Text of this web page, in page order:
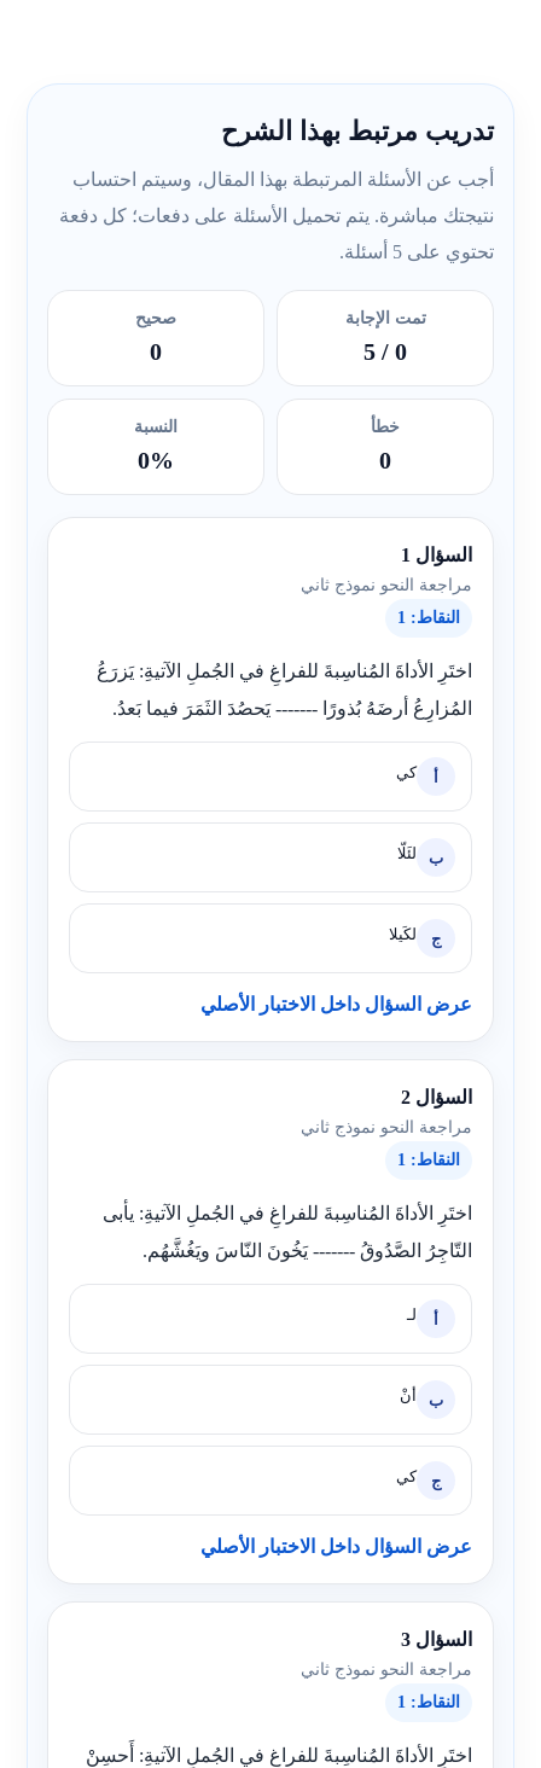
تدريب مرتبط بهذا الشرح
أجب عن الأسئلة المرتبطة بهذا المقال، وسيتم احتساب
نتيجتك مباشرة. يتم تحميل الأسئلة على دفعات؛ كل دفعة
تحتوي على 5 أسئلة.
تمت الإجابة
0
/ 5
صحيح
0
خطأ
0
النسبة
0%
السؤال 1
مراجعة النحو نموذج ثاني
النقاط: 1
اختَرِ الأداةَ المُناسِبةَ للفراغِ في الجُملِ الآتيةِ: يَزرَعُ
المُزارِعُ أرضَهُ بُذورًا ------- يَحصُدَ الثَمَرَ فيما بَعدُ.
أ كي
ب لئَلّا
ج لكَيلا
عرض السؤال داخل الاختبار الأصلي
السؤال 2
مراجعة النحو نموذج ثاني
النقاط: 1
اختَرِ الأداةَ المُناسِبةَ للفراغِ في الجُملِ الآتيةِ: يأبى
التّاجِرُ الصَّدُوقُ ------- يَخُونَ النّاسَ ويَغُشَّهُم.
أ لـ
ب أنْ
ج كي
عرض السؤال داخل الاختبار الأصلي
السؤال 3
مراجعة النحو نموذج ثاني
النقاط: 1
اختَرِ الأداةَ المُناسِبةَ للفراغِ في الجُملِ الآتيةِ: أَحسِنْ